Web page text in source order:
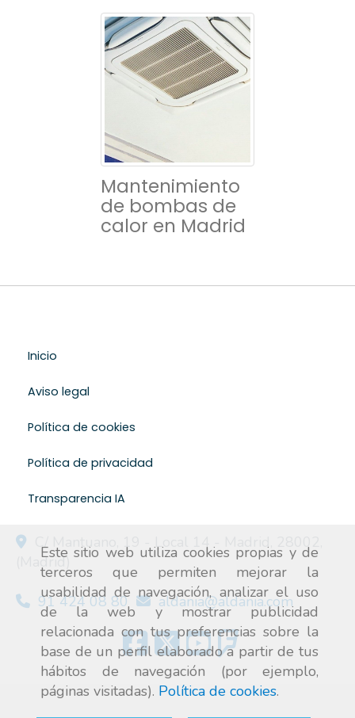
Este sitio web utiliza cookies propias y de
terceros que permiten mejorar la
usabilidad de navegación, analizar el uso
de la web y mostrar publicidad
relacionada con tus preferencias sobre la
base de un perfil elaborado a partir de tus
hábitos de navegación (por ejemplo,
páginas visitadas). Política de cookies.
Mantenimiento
de bombas de
calor en Madrid
Inicio
Aviso legal
Política de cookies
Política de privacidad
Transparencia IA
(Madrid)
91 424 08 80 aldania aldania.com